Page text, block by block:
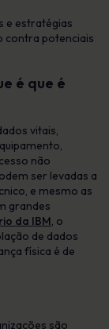
e estratégias
contra potenciais
é que é
vitais,
não
ser levadas a
e mesmo as
grandes
da IBM, o
de dados
física é de
são